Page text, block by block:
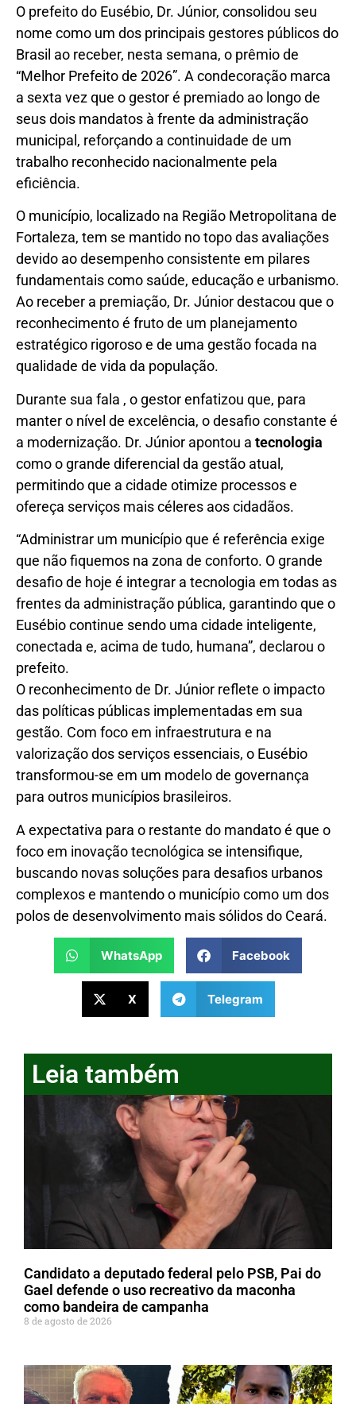
O prefeito do Eusébio, Dr. Júnior, consolidou seu
nome como um dos principais gestores públicos do
Brasil ao receber, nesta semana, o prêmio de
“Melhor Prefeito de 2026”. A condecoração marca
a sexta vez que o gestor é premiado ao longo de
seus dois mandatos à frente da administração
municipal, reforçando a continuidade de um
trabalho reconhecido nacionalmente pela
eficiência.
O município, localizado na Região Metropolitana de
Fortaleza, tem se mantido no topo das avaliações
devido ao desempenho consistente em pilares
fundamentais como saúde, educação e urbanismo.
Ao receber a premiação, Dr. Júnior destacou que o
reconhecimento é fruto de um planejamento
estratégico rigoroso e de uma gestão focada na
qualidade de vida da população.
Durante sua fala , o gestor enfatizou que, para
manter o nível de excelência, o desafio constante é
a modernização. Dr. Júnior apontou a tecnologia
como o grande diferencial da gestão atual,
permitindo que a cidade otimize processos e
ofereça serviços mais céleres aos cidadãos.
“Administrar um município que é referência exige
que não fiquemos na zona de conforto. O grande
desafio de hoje é integrar a tecnologia em todas as
frentes da administração pública, garantindo que o
Eusébio continue sendo uma cidade inteligente,
conectada e, acima de tudo, humana”, declarou o
prefeito.
O reconhecimento de Dr. Júnior reflete o impacto
das políticas públicas implementadas em sua
gestão. Com foco em infraestrutura e na
valorização dos serviços essenciais, o Eusébio
transformou-se em um modelo de governança
para outros municípios brasileiros.
A expectativa para o restante do mandato é que o
foco em inovação tecnológica se intensifique,
buscando novas soluções para desafios urbanos
complexos e mantendo o município como um dos
polos de desenvolvimento mais sólidos do Ceará.
WhatsApp Facebook
X Telegram
Leia também
Candidato a deputado federal pelo PSB, Pai do
Gael defende o uso recreativo da maconha
como bandeira de campanha
8 de agosto de 2026